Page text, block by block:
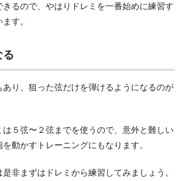
きるので、やはりドレミを一番始めに練習す
す。
る
あり、狙った弦だけを弾けるようになるのが
は５弦〜２弦までを使うので、意外と難しい
動かすトレーニングにもなります。
非まずはドレミから練習してみましょう。